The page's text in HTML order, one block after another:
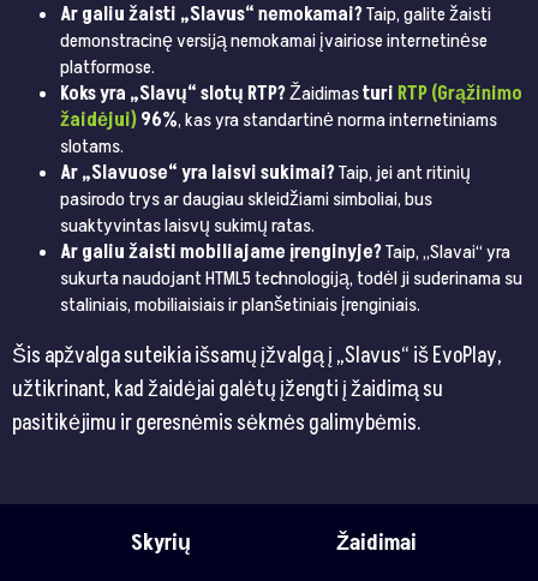
Ar galiu žaisti „Slavus“ nemokamai?Taip, galite žaisti
demonstracinę versiją nemokamai įvairiose internetinėse
platformose.
Koks yra „Slavų“ slotų RTP?Žaidimasturi RTP (Grąžinimo
žaidėjui)96%, kas yra standartinė norma internetiniams
slotams.
Ar „Slavuose“ yra laisvi sukimai?Taip, jei ant ritinių
pasirodo trys ar daugiau skleidžiami simboliai, bus
suaktyvintas laisvų sukimų ratas.
Ar galiu žaisti mobiliajame įrenginyje?Taip, „Slavai“ yra
sukurta naudojant HTML5 technologiją, todėl ji suderinama su
staliniais, mobiliaisiais ir planšetiniais įrenginiais.
Šis apžvalga suteikia išsamų įžvalgą į „Slavus“ iš EvoPlay,
užtikrinant, kad žaidėjai galėtų įžengti į žaidimą su
pasitikėjimu ir geresnėmis sėkmės galimybėmis.
Skyrių Žaidimai